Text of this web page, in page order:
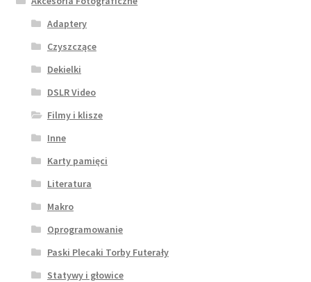
Adaptery
Czyszczące
Dekielki
DSLR Video
Filmy i klisze
Inne
Karty pamięci
Literatura
Makro
Oprogramowanie
Paski Plecaki Torby Futerały
Statywy i głowice